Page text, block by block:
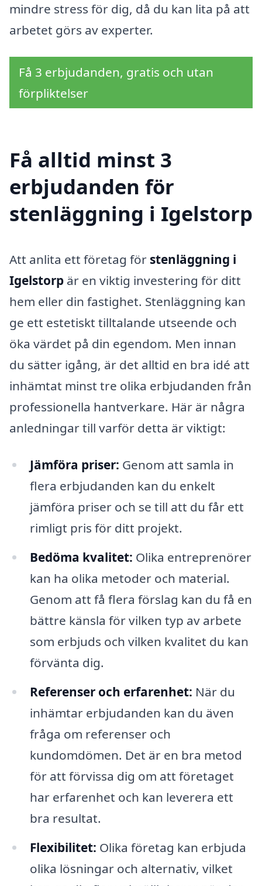
mindre stress för dig, då du kan lita på att
arbetet görs av experter.
Få 3 erbjudanden, gratis och utan
förpliktelser
Få alltid minst 3
erbjudanden för
stenläggning i Igelstorp
Att anlita ett företag för stenläggning i
Igelstorp är en viktig investering för ditt
hem eller din fastighet. Stenläggning kan
ge ett estetiskt tilltalande utseende och
öka värdet på din egendom. Men innan
du sätter igång, är det alltid en bra idé att
inhämtat minst tre olika erbjudanden från
professionella hantverkare. Här är några
anledningar till varför detta är viktigt:
Jämföra priser: Genom att samla in
flera erbjudanden kan du enkelt
jämföra priser och se till att du får ett
rimligt pris för ditt projekt.
Bedöma kvalitet: Olika entreprenörer
kan ha olika metoder och material.
Genom att få flera förslag kan du få en
bättre känsla för vilken typ av arbete
som erbjuds och vilken kvalitet du kan
förvänta dig.
Referenser och erfarenhet: När du
inhämtar erbjudanden kan du även
fråga om referenser och
kundomdömen. Det är en bra metod
för att förvissa dig om att företaget
har erfarenhet och kan leverera ett
bra resultat.
Flexibilitet: Olika företag kan erbjuda
olika lösningar och alternativ, vilket